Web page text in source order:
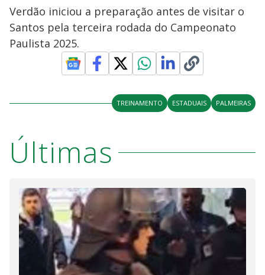
Verdão iniciou a preparação antes de visitar o
Santos pela terceira rodada do Campeonato
Paulista 2025.
TREINAMENTO ESTADUAIS PALMEIRAS
Últimas